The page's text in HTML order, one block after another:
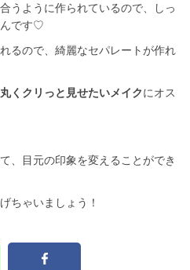
うように作られているので、しっ
です♡
るので、綺麗なセパレートが作れ
くクリっと見せたいメイクにオス
、目元の印象を変えることができ
ちゃいましょう！